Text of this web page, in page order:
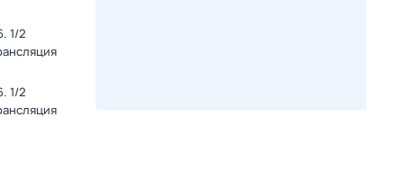
1/2
1/2